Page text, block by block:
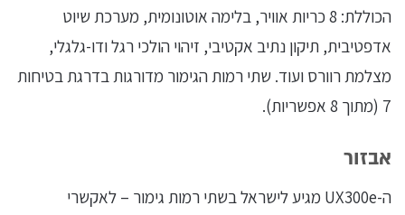
הכוללת: 8 כריות אוויר, בלימה אוטונומית, מערכת שיוט
אדפטיבית, תיקון נתיב אקטיבי, זיהוי הולכי רגל ודו-גלגלי,
מצלמת רוורס ועוד. שתי רמות הגימור מדורגות בדרגת בטיחות
7 (מתוך 8 אפשריות).
אבזור
ה-UX300e מגיע לישראל בשתי רמות גימור – לאקשרי